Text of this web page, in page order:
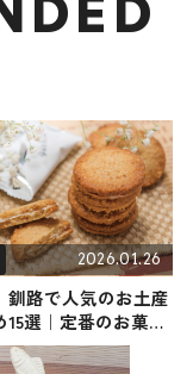
2026.01.26
釧路で人気のお土産
15選｜定番のお菓子
でしか買えないお土
ち商品まで幅広く紹